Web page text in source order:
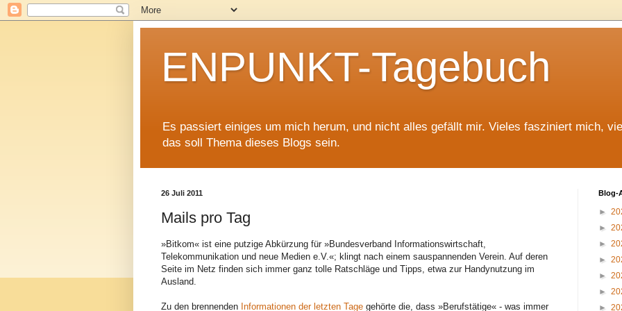
ENPUNKT-Tagebuch
Es passiert einiges um mich herum, und nicht alles gefällt mir. Vieles fasziniert mich,
das soll Thema dieses Blogs sein.
26 Juli 2011
Mails pro Tag
»Bitkom« ist eine putzige Abkürzung für »Bundesverband Informationswirtschaft,
Telekommunikation und neue Medien e.V.«; klingt nach einem sauspannenden Verein. Auf deren
Seite im Netz finden sich immer ganz tolle Ratschläge und Tipps, etwa zur Handynutzung im
Ausland.
Zu den brennenden Informationen der letzten Tage gehörte die, dass »Berufstätige« - was immer
Blog-
►
►
►
►
►
►
►